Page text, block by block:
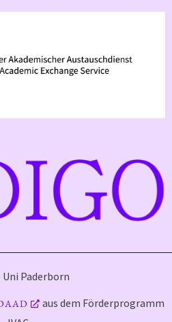
Paderborn
aus dem Förderprogramm